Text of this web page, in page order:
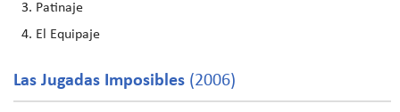
Patinaje
El Equipaje
Las Jugadas Imposibles (2006)